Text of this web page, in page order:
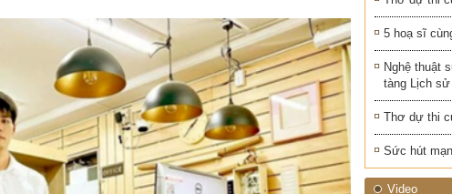
5 hoạ sĩ
Nghệ thuật
tàng Lịch
Thơ dự thi
Sức hút
Video